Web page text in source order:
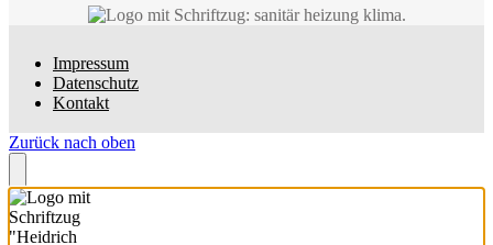
Impressum
Datenschutz
Kontakt
Zurück nach oben